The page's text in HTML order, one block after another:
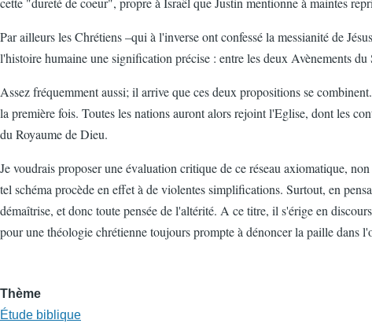
Par ailleurs les Chrétiens –qui à l'inverse ont confessé la messianité de
l'histoire humaine une signification précise : entre les deux Avènements
Assez fréquemment aussi; il arrive que ces deux propositions se
la première fois. Toutes les nations auront alors rejoint l'Eglise, dont les
du Royaume de Dieu.
Je voudrais proposer une évaluation critique de ce réseau axiomatique,
tel schéma procède en effet à de violentes simplifications. Surtout, en
démaîtrise, et donc toute pensée de l'altérité. A ce titre, il s'érige en
pour une théologie chrétienne toujours prompte à dénoncer la paille dans
Thème
Étude biblique